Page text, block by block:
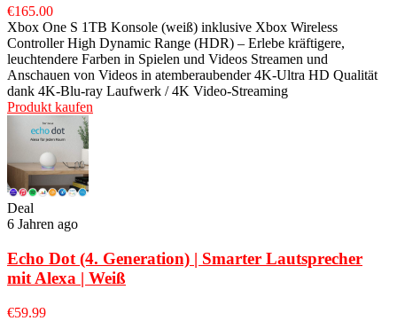
€165.00
Xbox One S 1TB Konsole (weiß) inklusive Xbox Wireless
Controller High Dynamic Range (HDR) – Erlebe kräftigere,
leuchtendere Farben in Spielen und Videos Streamen und
Anschauen von Videos in atemberaubender 4K-Ultra HD Qualität
dank 4K-Blu-ray Laufwerk / 4K Video-Streaming
Produkt kaufen
Deal
6 Jahren ago
Echo Dot (4. Generation) | Smarter Lautsprecher
mit Alexa | Weiß
€59.99